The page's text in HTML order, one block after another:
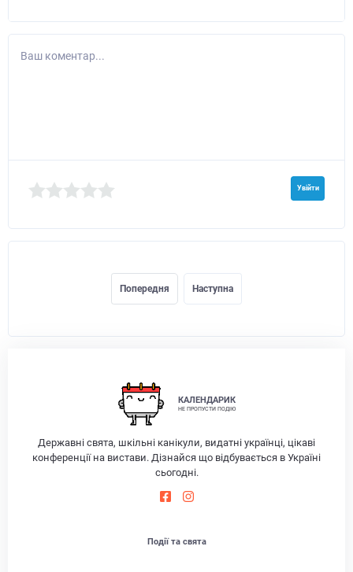
Ваш коментар...
Увійти
Попередня Наступна
КАЛЕНДАРИК
НЕ ПРОПУСТИ ПОДІЮ
Державні свята, шкільні канікули, видатні українці, цікаві
конференції на вистави. Дізнайся що відбувається в Україні
сьогодні.
Події та свята